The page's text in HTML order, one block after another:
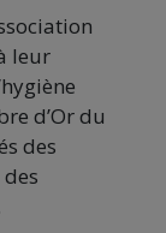
leur
d’Or du
des